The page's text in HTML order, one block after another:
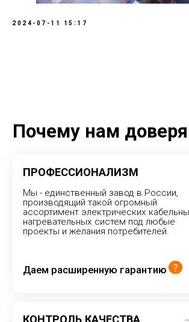
2024-07-11 15:17
Внедряем новые технологии
+7 (8352) 51-90-90, 51-91-91
Промышленный обогрев
Системы обогрева
Доставка и оплата
Теплый пол
О КОМПАНИИ
КАТАЛОГ